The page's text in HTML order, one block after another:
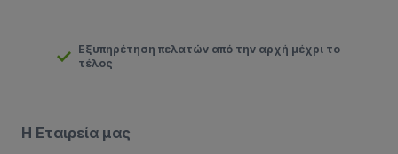
Εξυπηρέτηση πελατών από την αρχή μέχρι το
τέλος
Η Εταιρεία μας